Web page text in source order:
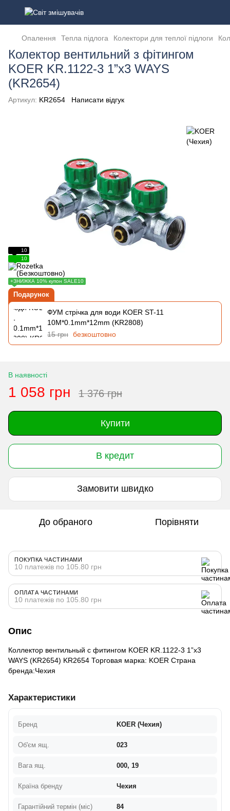
Опалення Тепла підлога Колектори для теплої підлоги
Колектор вентильний з фітингом
KOER KR.1122-3 1”x3 WAYS
(KR2654)
Артикул: KR2654 Написати відгук
10
10
+ЗНИЖКА 10% купон SALE10
Подарунок
ФУМ стрічка для води KOER ST-11
10M*0.1mm*12mm (KR2808)
15 грн безкоштовно
В наявності
1 058 грн 1 376 грн
Купити
В кредит
Замовити швидко
До обраного Порівняти
ПОКУПКА ЧАСТИНАМИ
10 платежів по 105.80 грн
ОПЛАТА ЧАСТИНАМИ
10 платежів по 105.80 грн
Опис
Коллектор вентильный с фитингом KOER KR.1122-3 1”x3
WAYS (KR2654) KR2654 Торговая марка: KOER Страна
бренда:Чехия
Характеристики
Бренд KOER (Чехия)
Об'єм ящ. 023
Вага ящ. 000, 19
Країна бренду Чехия
Гарантійний термін (міс) 84